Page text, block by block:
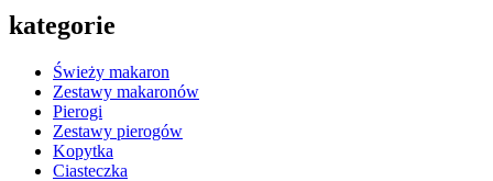
kategorie
Świeży makaron
Zestawy makaronów
Pierogi
Zestawy pierogów
Kopytka
Ciasteczka